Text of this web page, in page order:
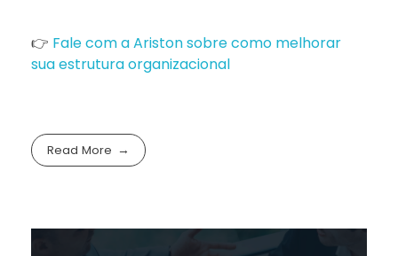
👉 Fale com a Ariston sobre como melhorar
sua estrutura organizacional
Read More